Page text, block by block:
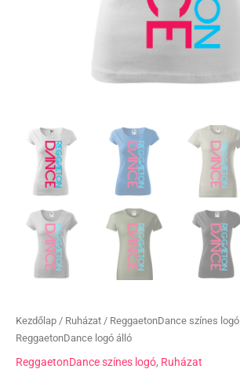
Kezdőlap / Ruházat / ReggaetonDance színes logó
ReggaetonDance logó álló
ReggaetonDance színes logó, Ruházat